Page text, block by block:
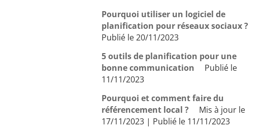
Pourquoi utiliser un logiciel de
planification pour réseaux sociaux ?
Publié le 20/11/2023
5 outils de planification pour une
bonne communication
Publié le
11/11/2023
Pourquoi et comment faire du
référencement local ?
Mis à jour le
17/11/2023 | Publié le 11/11/2023